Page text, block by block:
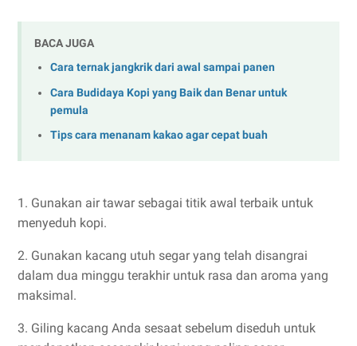
BACA JUGA
Cara ternak jangkrik dari awal sampai panen
Cara Budidaya Kopi yang Baik dan Benar untuk
pemula
Tips cara menanam kakao agar cepat buah
1. Gunakan air tawar sebagai titik awal terbaik untuk
menyeduh kopi.
2. Gunakan kacang utuh segar yang telah disangrai
dalam dua minggu terakhir untuk rasa dan aroma yang
maksimal.
3. Giling kacang Anda sesaat sebelum diseduh untuk